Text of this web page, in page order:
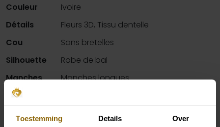
Toestemming Details Over
Couleur
Ivoire
Détails
Fleurs 3D, Tissu dentelle
Cou
Sans bretelles
Silhouette
Robe de bal
Manches
Manches longues